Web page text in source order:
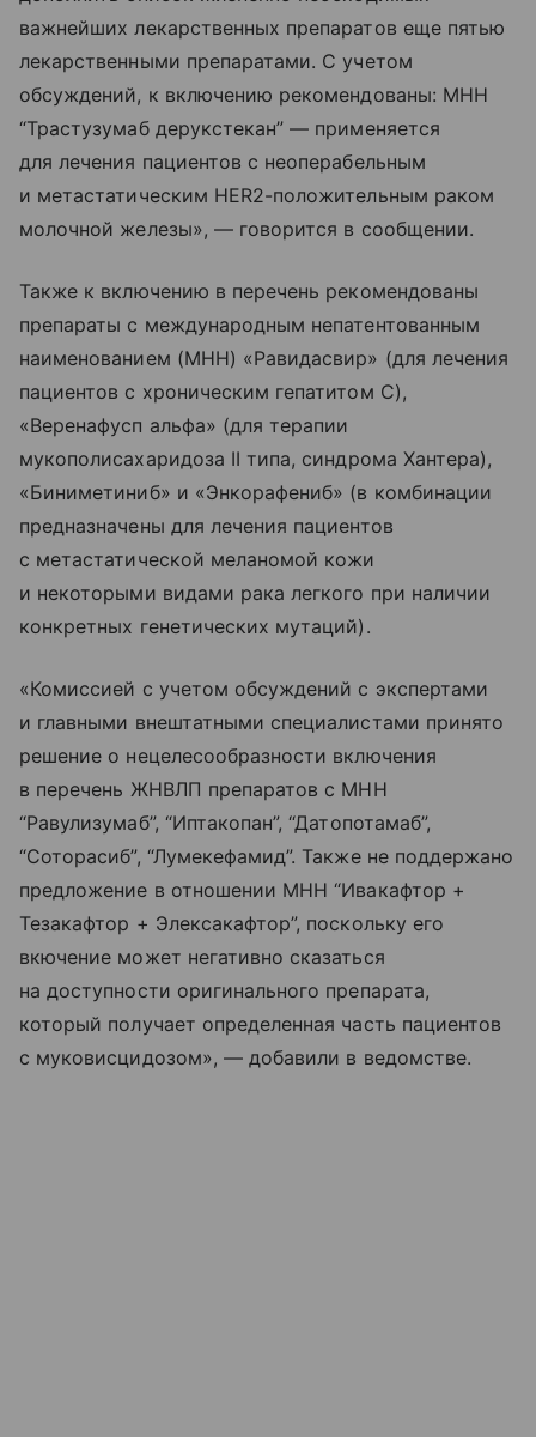
важнейших лекарственных препаратов еще пятью
лекарственными препаратами. С учетом
обсуждений, к включению рекомендованы: МНН
“Трастузумаб дерукстекан” — применяется
для лечения пациентов с неоперабельным
и метастатическим HER2-положительным раком
молочной железы», — говорится в сообщении.
Также к включению в перечень рекомендованы
препараты с международным непатентованным
наименованием (МНН) «Равидасвир» (для лечения
пациентов с хроническим гепатитом C),
«Веренафусп альфа» (для терапии
мукополисахаридоза II типа, синдрома Хантера),
«Биниметиниб» и «Энкорафениб» (в комбинации
предназначены для лечения пациентов
с метастатической меланомой кожи
и некоторыми видами рака легкого при наличии
конкретных генетических мутаций).
«Комиссией с учетом обсуждений с экспертами
и главными внештатными специалистами принято
решение о нецелесообразности включения
в перечень ЖНВЛП препаратов с МНН
“Равулизумаб”, “Иптакопан”, “Датопотамаб”,
“Соторасиб”, “Лумекефамид”. Также не поддержано
предложение в отношении МНН “Ивакафтор +
Тезакафтор + Элексакафтор”, поскольку его
вкючение может негативно сказаться
на доступности оригинального препарата,
который получает определенная часть пациентов
с муковисцидозом», — добавили в ведомстве.